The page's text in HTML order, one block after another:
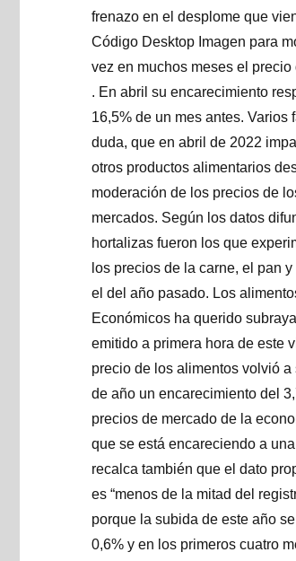
frenazo en el desplome que
Código Desktop Imagen para
vez en muchos meses el
. En abril su encarecimiento
16,5% de un mes antes.
duda, que en abril de 2022
otros productos alimentarios
moderación de los precios de
mercados. Según los datos
hortalizas fueron los que
los precios de la carne, el pan
el del año pasado. Los
Económicos ha querido
emitido a primera hora de este
precio de los alimentos volvió
de año un encarecimiento del
precios de mercado de la
que se está encareciendo a
recalca también que el dato
es “menos de la mitad del
porque la subida de este año
0,6% y en los primeros cuatro